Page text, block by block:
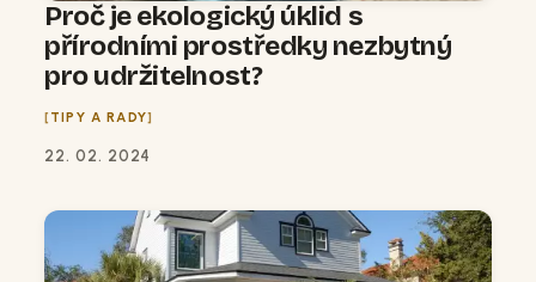
Proč je ekologický úklid s
přírodními prostředky nezbytný
pro udržitelnost?
TIPY A RADY
22. 02. 2024